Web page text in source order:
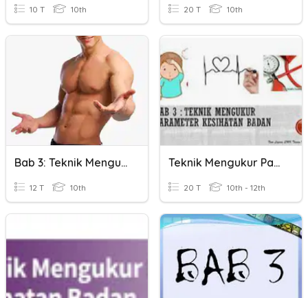
10 T 10th 20 T 10th
Bab 3: Teknik Mengukur Parameter Kesihatan Badan
12 T 10th
Teknik Mengukur Parameter Kesihatan Badan Sains T4 KSSM
20 T 10th - 12th